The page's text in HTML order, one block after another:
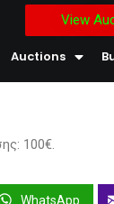
View
Auctions
100€.
WhatsApp